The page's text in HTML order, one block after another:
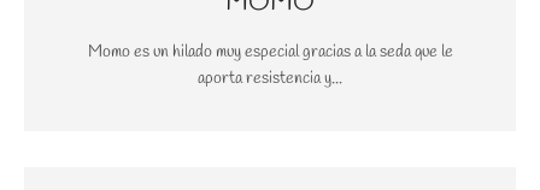
Momo es un hilado muy especial gracias a la seda que le
aporta resistencia y...